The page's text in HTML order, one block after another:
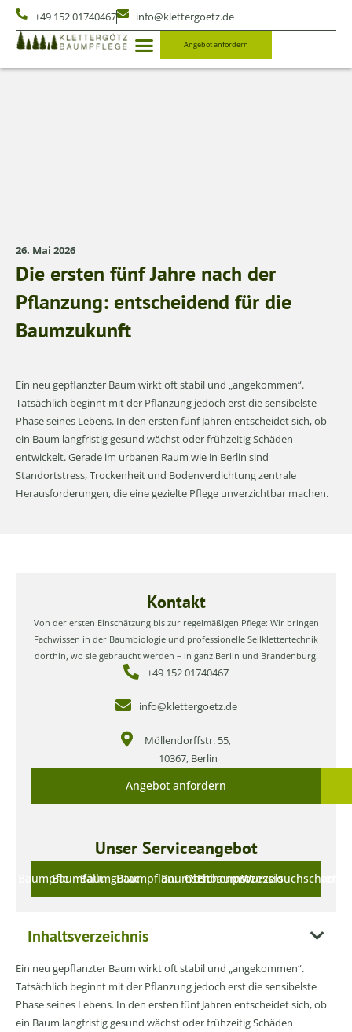
+49 152 01740467 info@klettergoetz.de
Angebot anfordern
26. Mai 2026
Die ersten fünf Jahre nach der
Pflanzung: entscheidend für die
Baumzukunft
Ein neu gepflanzter Baum wirkt oft stabil und „angekommen“.
Tatsächlich beginnt mit der Pflanzung jedoch erst die sensibelste
Phase seines Lebens. In den ersten fünf Jahren entscheidet sich, ob
ein Baum langfristig gesund wächst oder frühzeitig Schäden
entwickelt. Gerade im urbanen Raum wie in Berlin sind
Standortstress, Trockenheit und Bodenverdichtung zentrale
Herausforderungen, die eine gezielte Pflege unverzichtbar machen.
Inhaltsverzeichnis
Ein neu gepflanzter Baum wirkt oft stabil und „angekommen“.
Tatsächlich beginnt mit der Pflanzung jedoch erst die sensibelste
Phase seines Lebens. In den ersten fünf Jahren entscheidet sich, ob
ein Baum langfristig gesund wächst oder frühzeitig Schäden
Kontakt
Von der ersten Einschätzung bis zur regelmäßigen Pflege: Wir bringen
Fachwissen in der Baumbiologie und professionelle Seilklettertechnik
dorthin, wo sie gebraucht werden – in ganz Berlin und Brandenburg.
+49 152 01740467
info@klettergoetz.de
Möllendorffstr. 55,
10367, Berlin
Angebot anfordern
Unser Serviceangebot
BaumpflegeBaumfällung
Baumgutachten
Baumpflanzung
Baumschnitt
Obstbaumschnitt
Eichenprozessionsspinner